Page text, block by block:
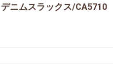
デニムスラックス/CA5710